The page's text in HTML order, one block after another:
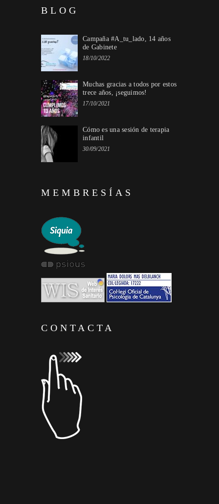
BLOG
Campaña #A_tu_lado, 14 años
de Gabinete
18/10/2022
Muchas gracias a todos por estos
trece años, ¡seguimos!
17/10/2021
Cómo es una sesión de terapia
infantil
30/09/2021
MEMBRESÍAS
CONTACTA